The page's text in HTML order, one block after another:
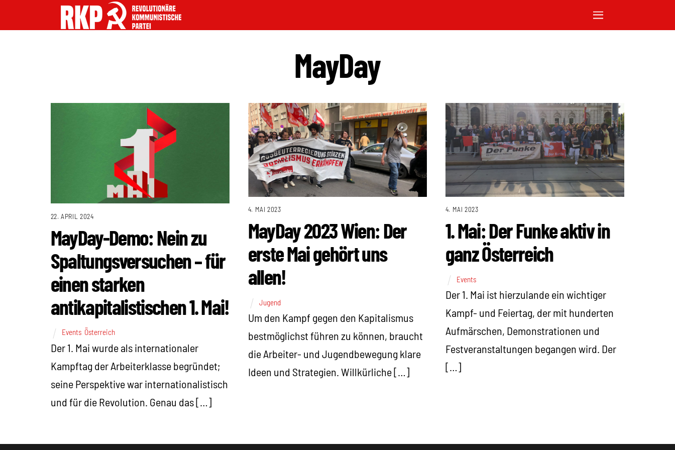
MayDay
22. APRIL 2024
MayDay-Demo: Nein zu
Spaltungsversuchen – für
einen starken
antikapitalistischen 1. Mai!
Events, Österreich
Der 1. Mai wurde als internationaler
Kampftag der Arbeiterklasse begründet;
seine Perspektive war internationalistisch
und für die Revolution. Genau das […]
4. MAI 2023
MayDay 2023 Wien: Der
erste Mai gehört uns
allen!
Jugend
Um den Kampf gegen den Kapitalismus
bestmöglichst führen zu können, braucht
die Arbeiter- und Jugendbewegung klare
Ideen und Strategien. Willkürliche […]
4. MAI 2023
1. Mai: Der Funke aktiv in
ganz Österreich
Events
Der 1. Mai ist hierzulande ein wichtiger
Kampf- und Feiertag, der mit hunderten
Aufmärschen, Demonstrationen und
Festveranstaltungen begangen wird. Der
[…]